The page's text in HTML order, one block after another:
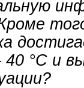
40 °С и